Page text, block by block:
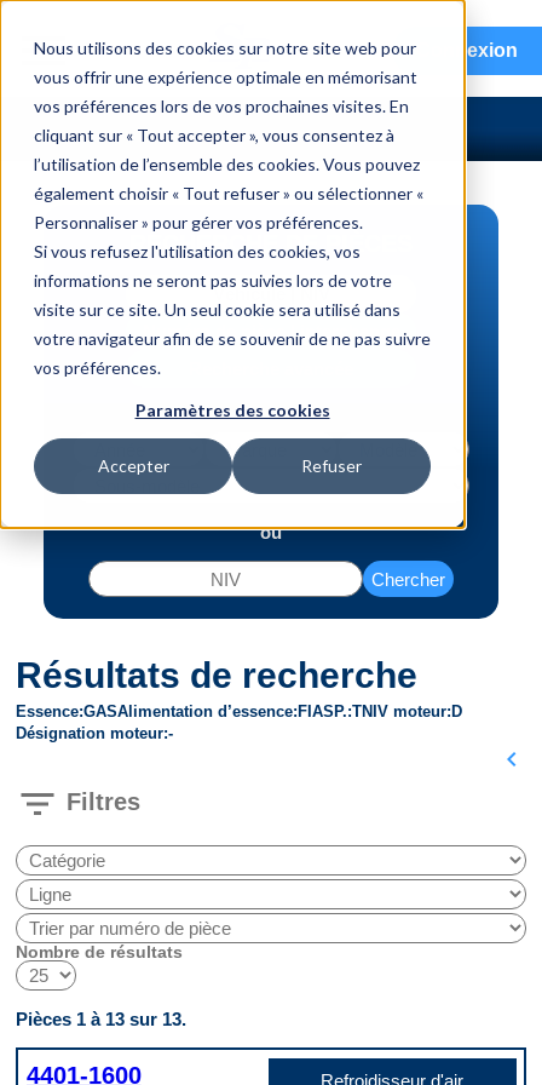
Nous utilisons des cookies sur notre site web pour
vous offrir une expérience optimale en mémorisant
vos préférences lors de vos prochaines visites. En
cliquant sur « Tout accepter », vous consentez à
l’utilisation de l’ensemble des cookies. Vous pouvez
également choisir « Tout refuser » ou sélectionner «
Personnaliser » pour gérer vos préférences.
Si vous refusez l'utilisation des cookies, vos
informations ne seront pas suivies lors de votre
visite sur ce site. Un seul cookie sera utilisé dans
votre navigateur afin de se souvenir de ne pas suivre
vos préférences.
Paramètres des cookies
Accepter Refuser
menu Connexion
RECHERCHE DE PIÈCES
Véhicule | NIV
Numéro de pièce | interchange
ou
Chercher
Résultats de recherche
Essence GASAlimentation d’essence FI ASP. TNIV moteur D
Désignation moteur -
chevron_left
filter_list Filtres
Nombre de résultats
Pièces 1 à 13 sur 13.
4401-1600
Refroidisseur d'air